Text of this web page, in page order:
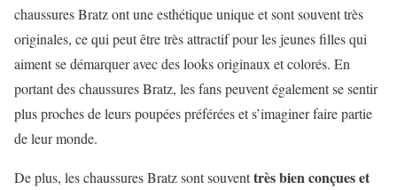
chaussures Bratz ont une esthétique unique et sont souvent très
originales, ce qui peut être très attractif pour les jeunes filles qui
aiment se démarquer avec des looks originaux et colorés. En
portant des chaussures Bratz, les fans peuvent également se sentir
plus proches de leurs poupées préférées et s’imaginer faire partie
de leur monde.
De plus, les chaussures Bratz sont souventtrès bien conçues et